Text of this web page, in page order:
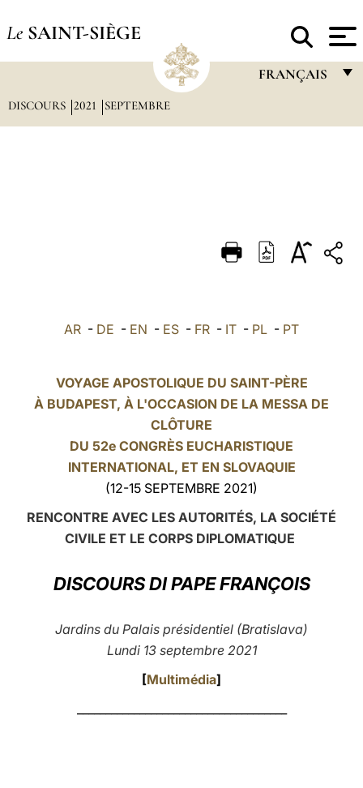
Le SAINT-SIÈGE
FRANÇAIS
DEUTSCH
العربيّة
LATINE
DISCOURS 2021 SEPTEMBRE
AR - DE - EN - ES - FR - IT - PL - PT
VOYAGE APOSTOLIQUE DU SAINT-PÈRE
À BUDAPEST, À L'OCCASION DE LA MESSA DE
CLÔTURE
DU 52e CONGRÈS EUCHARISTIQUE
INTERNATIONAL, ET EN SLOVAQUIE
(12-15 SEPTEMBRE 2021)
RENCONTRE AVEC LES AUTORITÉS, LA SOCIÉTÉ
CIVILE ET LE CORPS DIPLOMATIQUE
DISCOURS DI PAPE FRANÇOIS
Jardins du Palais présidentiel (Bratislava)
Lundi 13 septembre 2021
[Multimédia]